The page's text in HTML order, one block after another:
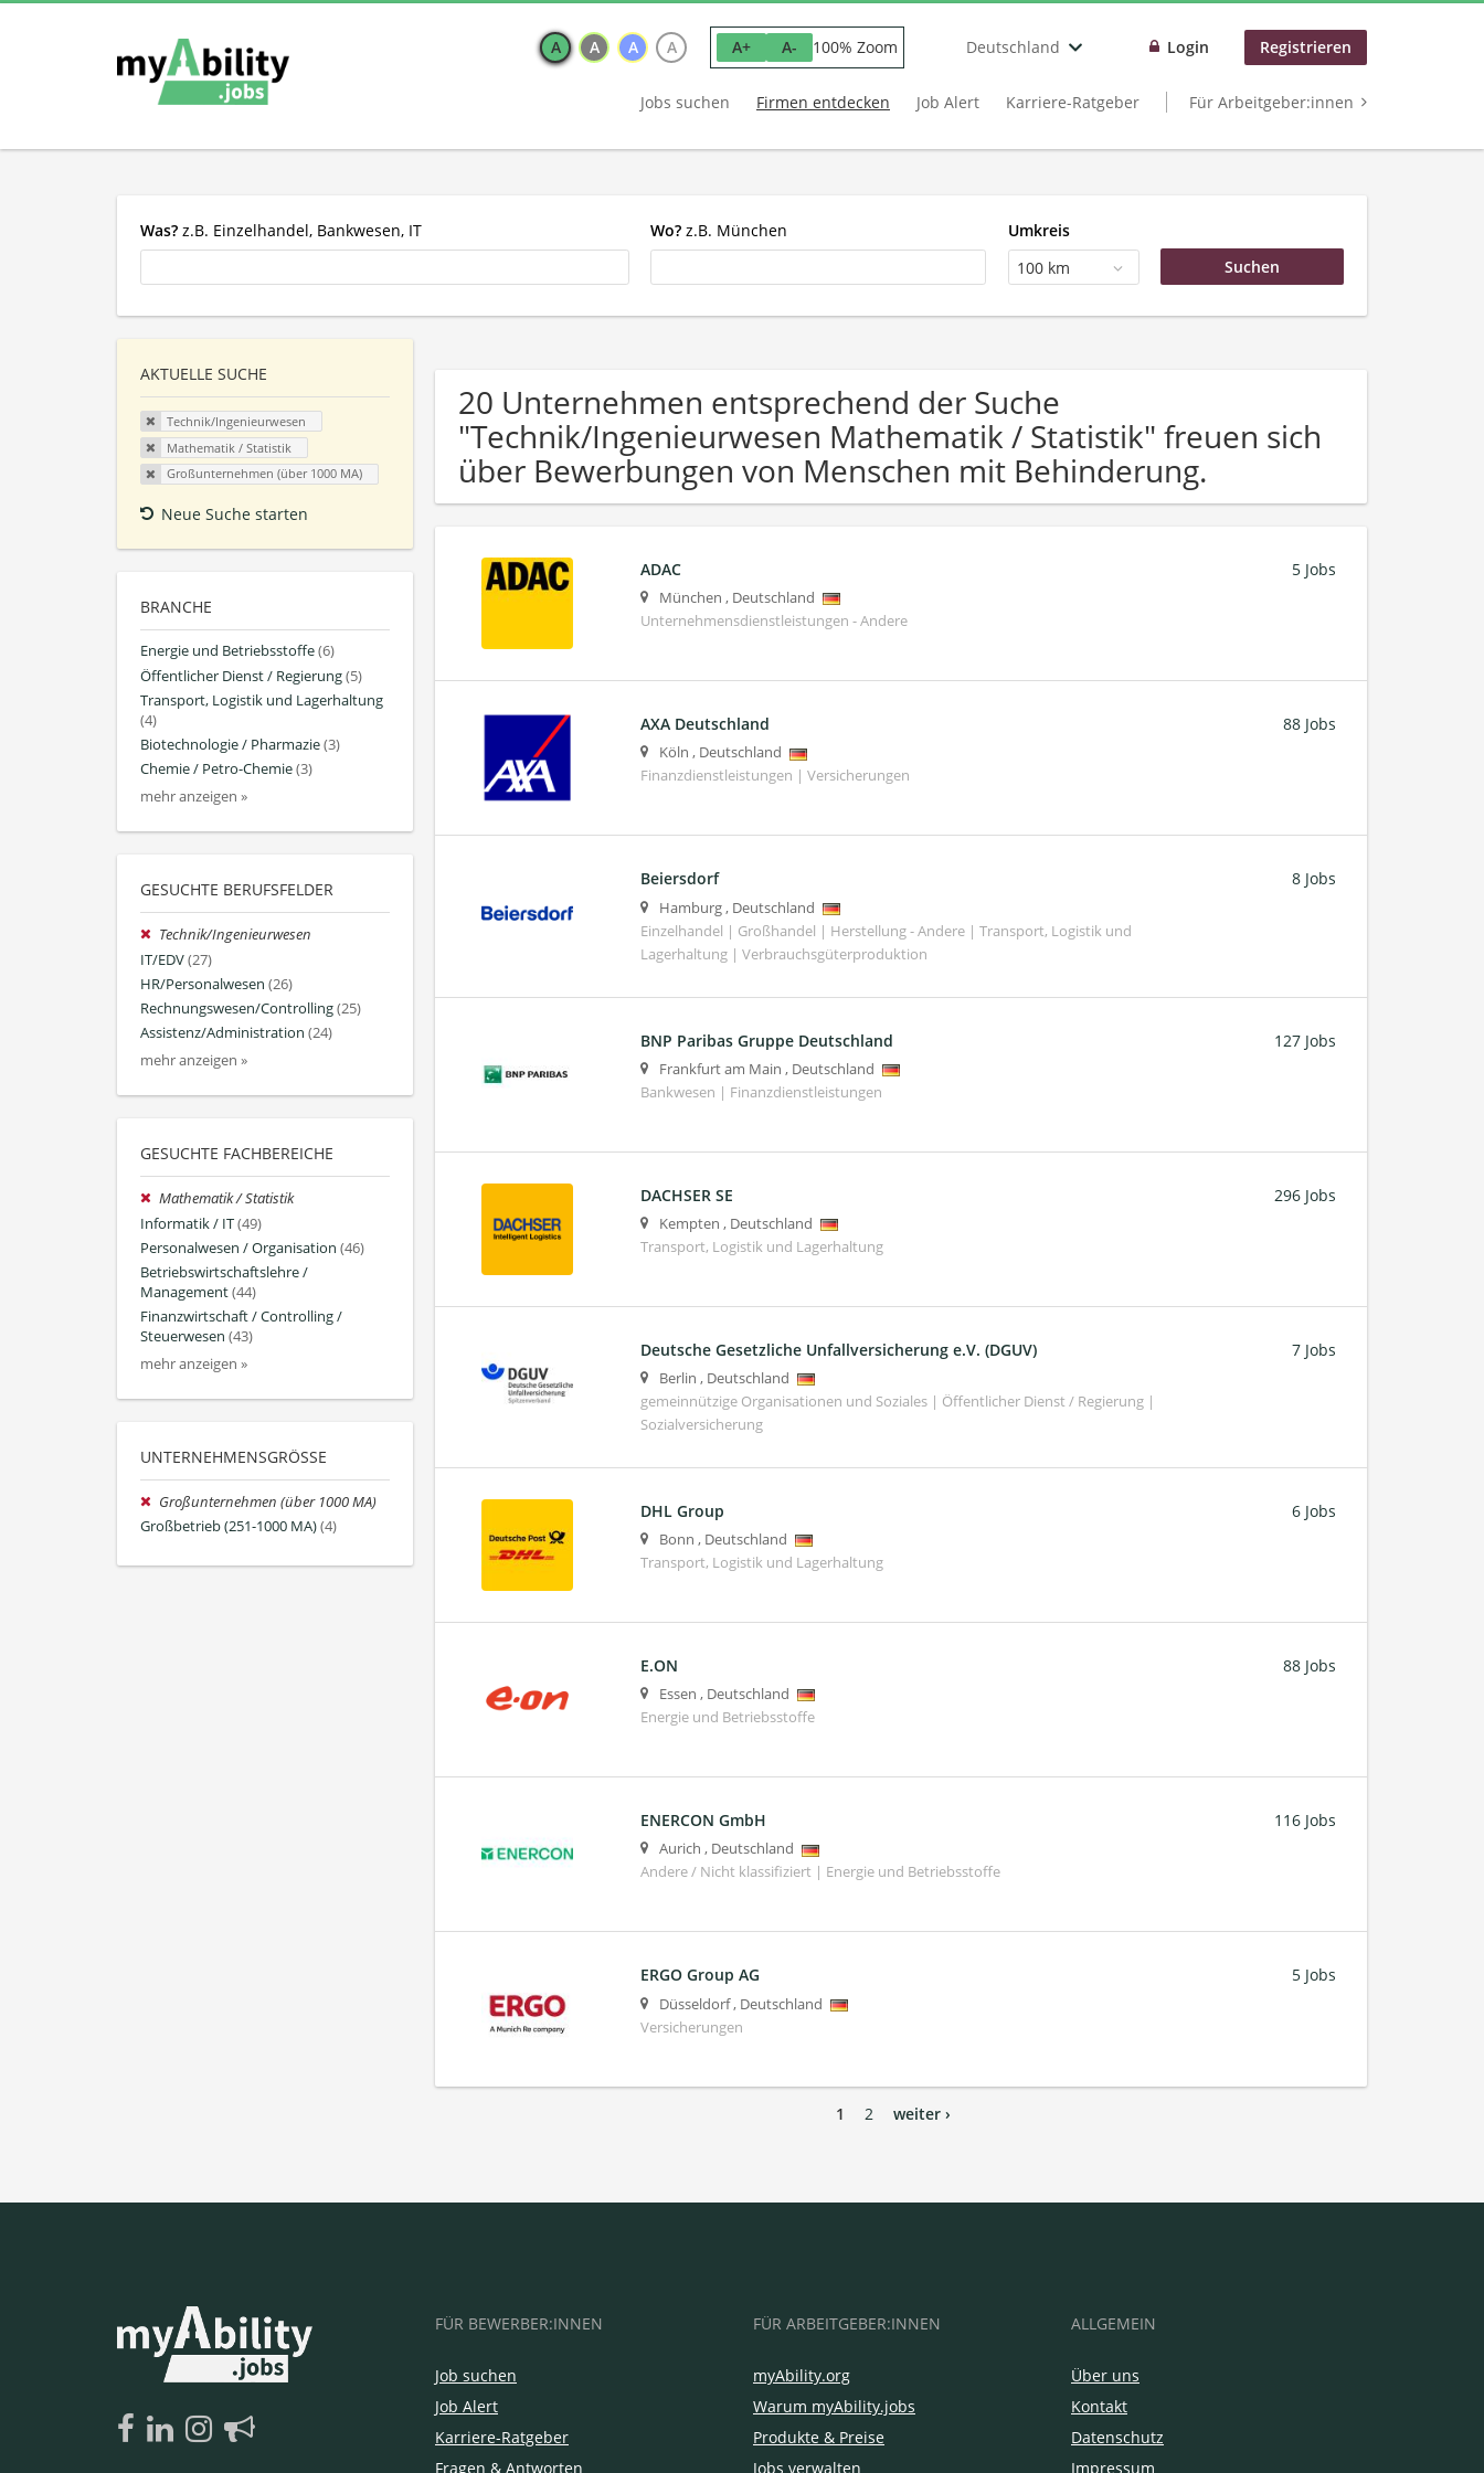
A A A A A+ A- 100% Zoom Deutschland Login Registrieren
Jobs suchen Firmen entdecken Job Alert Karriere-Ratgeber Für Arbeitgeber:innen
Was? z.B. Einzelhandel, Bankwesen, IT Wo? z.B. München
Umkreis
100 km
AKTUELLE SUCHE
Technik/Ingenieurwesen
Mathematik / Statistik
Großunternehmen (über 1000 MA)
Neue Suche starten
BRANCHE
Energie und Betriebsstoffe(6)
Öffentlicher Dienst / Regierung(5)
Transport, Logistik und Lagerhaltung
(4)
Biotechnologie / Pharmazie(3)
Chemie / Petro-Chemie(3)
mehr anzeigen »
GESUCHTE BERUFSFELDER
Technik/Ingenieurwesen
IT/EDV(27)
HR/Personalwesen (26)
Rechnungswesen/Controlling(25)
Assistenz/Administration (24)
mehr anzeigen »
GESUCHTE FACHBEREICHE
Mathematik / Statistik
Informatik / IT(49)
Personalwesen / Organisation (46)
Betriebswirtschaftslehre /
Management(44)
Finanzwirtschaft / Controlling /
Steuerwesen (43)
mehr anzeigen »
UNTERNEHMENSGRÖSSE
Großunternehmen (über 1000 MA)
Großbetrieb (251-1000 MA)(4)
20 Unternehmen entsprechend der Suche
"Technik/Ingenieurwesen Mathematik / Statistik" freuen sich
über Bewerbungen von Menschen mit Behinderung.
ADAC
München , Deutschland
Unternehmensdienstleistungen - Andere
5 Jobs
AXA Deutschland
Köln , Deutschland
Finanzdienstleistungen | Versicherungen
88 Jobs
Beiersdorf
Hamburg, Deutschland
Einzelhandel | Großhandel | Herstellung - Andere | Transport, Logistik und
Lagerhaltung | Verbrauchsgüterproduktion
8 Jobs
BNP Paribas Gruppe Deutschland
Frankfurt am Main , Deutschland
Bankwesen | Finanzdienstleistungen
127 Jobs
DACHSER SE
Kempten , Deutschland
Transport, Logistik und Lagerhaltung
296 Jobs
Deutsche Gesetzliche Unfallversicherung e.V. (DGUV)
Berlin , Deutschland
gemeinnützige Organisationen und Soziales | Öffentlicher Dienst / Regierung |
Sozialversicherung
7 Jobs
DHL Group
Bonn , Deutschland
Transport, Logistik und Lagerhaltung
6 Jobs
E.ON
Essen , Deutschland
Energie und Betriebsstoffe
88 Jobs
ENERCON GmbH
Aurich , Deutschland
Andere / Nicht klassifiziert | Energie und Betriebsstoffe
116 Jobs
ERGO Group AG
Düsseldorf, Deutschland
Versicherungen
5 Jobs
1 2 weiter ›
FÜR BEWERBER:INNEN
Job suchen
Job Alert
Karriere-Ratgeber
Fragen & Antworten
FÜR ARBEITGEBER:INNEN
myAbility.org
Warum myAbility.jobs
Produkte & Preise
Jobs verwalten
ALLGEMEIN
Über uns
Kontakt
Datenschutz
Impressum